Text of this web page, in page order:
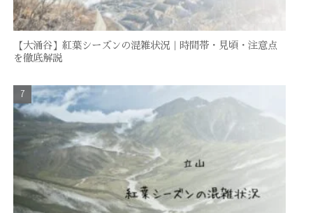
【大涌谷】紅葉シーズンの混雑状況｜時間帯・見頃・注意点
を徹底解説